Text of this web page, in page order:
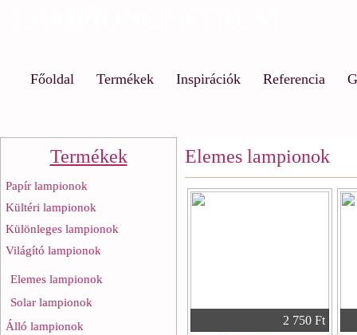
Főoldal Termékek Inspirációk Referencia
Termékek
Papír lampionok
Kültéri lampionok
Különleges lampionok
Világító lampionok
Elemes lampionok
Solar lampionok
Álló lampionok
Elemes lampionok
2 750 Ft